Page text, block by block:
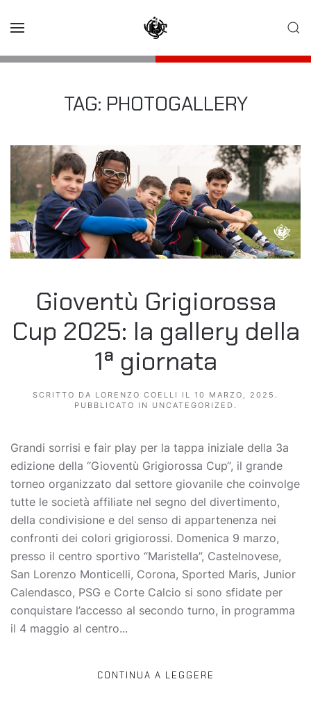
TAG: PHOTOGALLERY
Gioventù Grigiorossa
Cup 2025: la gallery della
1ª giornata
SCRITTO DA LORENZO COELLI IL 10 MARZO, 2025 .
PUBBLICATO IN UNCATEGORIZED .
Grandi sorrisi e fair play per la tappa iniziale della 3a
edizione della “Gioventù Grigiorossa Cup“, il grande
torneo organizzato dal settore giovanile che coinvolge
tutte le società affiliate nel segno del divertimento,
della condivisione e del senso di appartenenza nei
confronti dei colori grigiorossi. Domenica 9 marzo,
presso il centro sportivo “Maristella”, Castelnovese,
San Lorenzo Monticelli, Corona, Sported Maris, Junior
Calendasco, PSG e Corte Calcio si sono sfidate per
conquistare l’accesso al secondo turno, in programma
il 4 maggio al centro...
CONTINUA A LEGGERE